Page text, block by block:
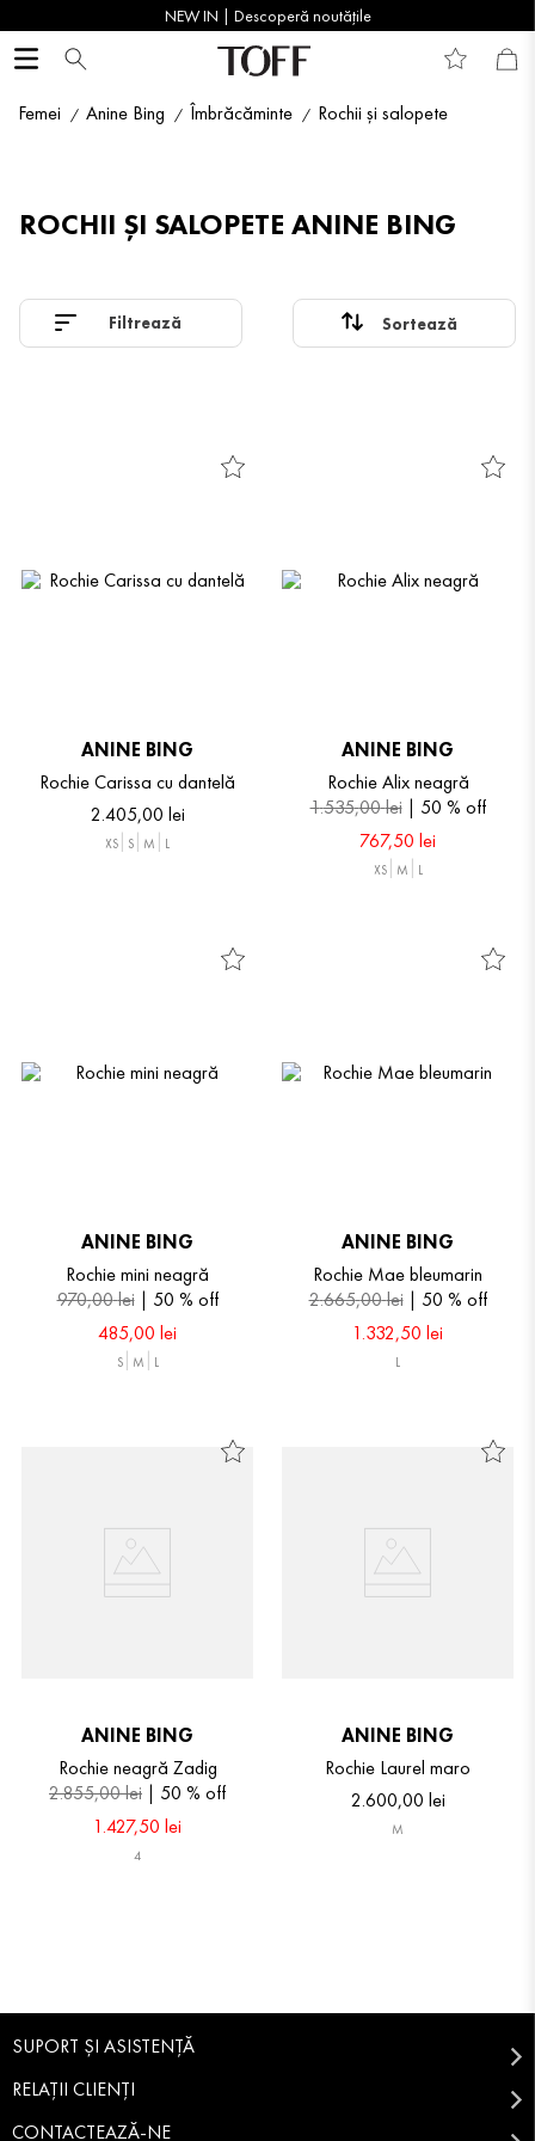
NEW IN | Descoperă noutățile
Femei Anine Bing Îmbrăcăminte Rochii și salopete
ROCHII ȘI SALOPETE ANINE BING
Filtrează
ANINE BING
Rochie Carissa cu dantelă
2.405,00 lei
XS S M L
ANINE BING
Rochie Alix neagră
1.535,00lei 50 % off
767,50 lei
XS M L
ANINE BING
Rochie mini neagră
970,00lei 50 % off
485,00 lei
S M L
ANINE BING
Rochie Mae bleumarin
2.665,00lei 50 % off
1.332,50 lei
L
ANINE BING
Rochie neagră Zadig
2.855,00lei 50 % off
1.427,50 lei
4
ANINE BING
Rochie Laurel maro
2.600,00 lei
M
SUPORT ȘI ASISTENȚĂ
RELAȚII CLIENȚI
CONTACTEAZĂ-NE